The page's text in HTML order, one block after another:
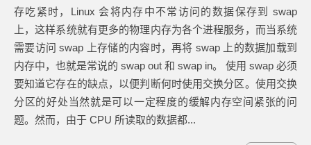
存吃紧时，Linux 会将内存中不常访问的数据保存到 swap
上，这样系统就有更多的物理内存为各个进程服务，而当系统
需要访问 swap 上存储的内容时，再将 swap 上的数据加载到
内存中，也就是常说的 swap out 和 swap in。 使用 swap 必须
要知道它存在的缺点，以便判断何时使用交换分区。使用交换
分区的好处当然就是可以一定程度的缓解内存空间紧张的问
题。然而，由于 CPU 所读取的数据都...